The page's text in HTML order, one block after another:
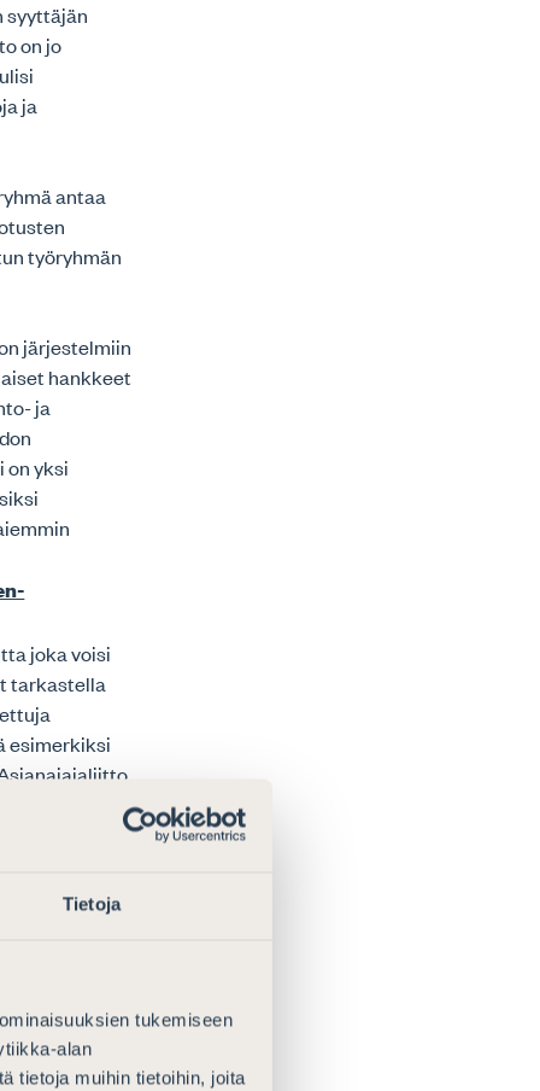
Tietoja
tukemiseen
alan
tietoja muihin tietoihin, joita
syyttäjän
on jo
ja
antaa
työryhmän
järjestelmiin
hankkeet
ja
on yksi
joka voisi
tarkastella
esimerkiksi